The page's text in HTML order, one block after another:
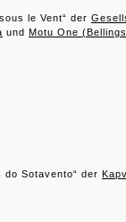
le Vent“ der
und Motu One
do Sotavento“ der